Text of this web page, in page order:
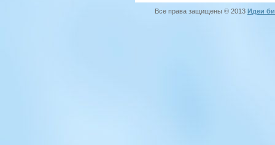
Все права защищены © 2013 Идеи